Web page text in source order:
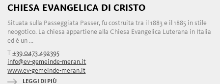
CHIESA EVANGELICA DI CRISTO
Situata sulla Passeggiata Passer, fu costruita tra il 1883 e il 1885 in stile
neogotico. La chiesa appartiene alla Chiesa Evangelica Luterana in Italia
ed è un ...
T+39 0473 492395
info@ev-gemeinde-meran.it
www.ev-gemeinde-meran.it
LEGGI DI PIÙ